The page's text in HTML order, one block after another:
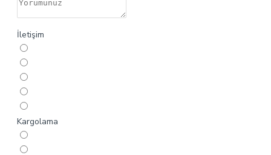
İletişim
Kargolama